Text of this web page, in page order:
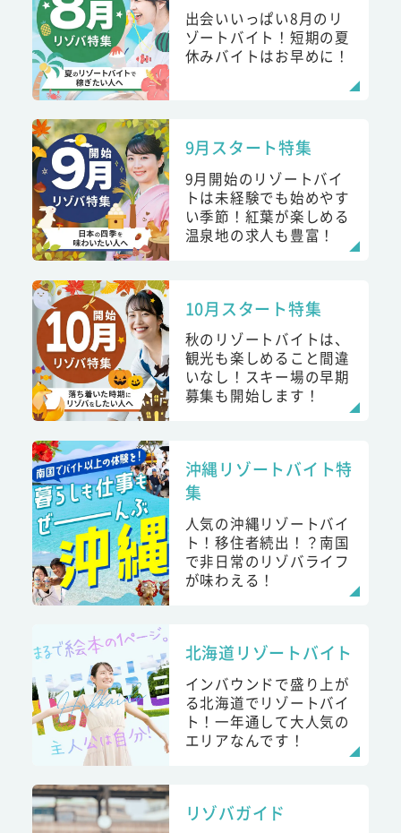
出会いいっぱい8月のリ
ゾートバイト！短期の夏
休みバイトはお早めに！
9月スタート特集
9月開始のリゾートバイ
トは未経験でも始めやす
い季節！紅葉が楽しめる
温泉地の求人も豊富！
10月スタート特集
秋のリゾートバイトは、
観光も楽しめること間違
いなし！スキー場の早期
募集も開始します！
沖縄リゾートバイト特
集
人気の沖縄リゾートバイ
ト！移住者続出！？南国
で非日常のリゾバライフ
が味わえる！
北海道リゾートバイト
インバウンドで盛り上が
る北海道でリゾートバイ
ト！一年通して大人気の
エリアなんです！
リゾバガイド